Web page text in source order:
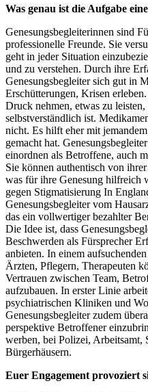
Was genau ist die Aufgabe
Genesungsbegleiterinnen sind
professionelle Freunde. Sie
geht in jeder Situation
und zu verstehen. Durch ihre
Genesungsbegleiter sich gut in
Erschütterungen, Krisen
Druck nehmen, etwas zu
selbstverständlich ist.
nicht. Es hilft eher mit
gemacht hat.
einordnen als Betroffene, auch
Sie können authentisch von
was für ihre Genesung
gegen Stigmatisierung In
Genesungsbegleiter vom
das ein vollwertiger bezahlter
Die Idee ist, dass
Beschwerden als Fürsprecher
anbieten. In einem
Ärzten, Pflegern, Therapeuten
Vertrauen zwischen Team,
aufzubauen. In erster Linie
psychiatrischen Kliniken und
Genesungsbegleiter zudem
perspektive Betroffener
werben, bei Polizei, Arbeitsamt,
Bürgerhäusern.
Euer Engagement provoziert